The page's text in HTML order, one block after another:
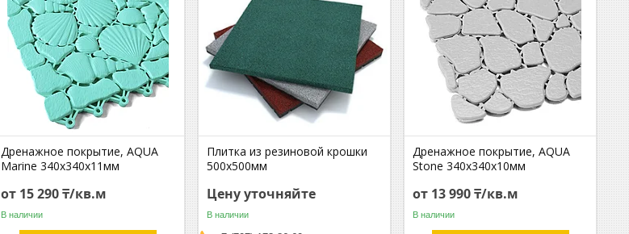
Дренажное покрытие, AQUA
Marine 340х340х11мм
от 15 290 ₸/кв.м
В наличии
Плитка из резиновой крошки
500х500мм
Цену уточняйте
В наличии
Дренажное покрытие, AQUA
Stone 340х340х10мм
от 13 990 ₸/кв.м
В наличии